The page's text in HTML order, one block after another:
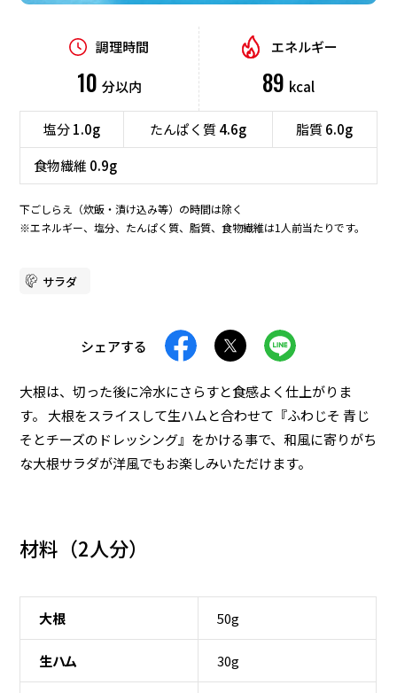
企業情報
調理時間
10 分以内
エネルギー
89 kcal
塩分1.0g たんぱく質4.6g 脂質6.0g
食物繊維 0.9g
下ごしらえ（炊飯・漬け込み等）の時間は除く
※エネルギー、塩分、たんぱく質、脂質、食物繊維は1人前当たりです。
サラダ
シェアする
大根は、切った後に冷水にさらすと食感よく仕上がりま
す。 大根をスライスして生ハムと合わせて『ふわじそ 青じ
そとチーズのドレッシング』をかける事で、和風に寄りがち
な大根サラダが洋風でもお楽しみいただけます。
材料（2人分）
大根 50g
生ハム 30g
肉 魚介 野菜
卵
豆腐
パン
海藻
時短
定番・人気
行事・イベント
ランチ・お弁当
食物繊維
レンジで簡単
高たんぱく
夜食
春レシピ
夏レシピ
秋レシピ
冬レシピ